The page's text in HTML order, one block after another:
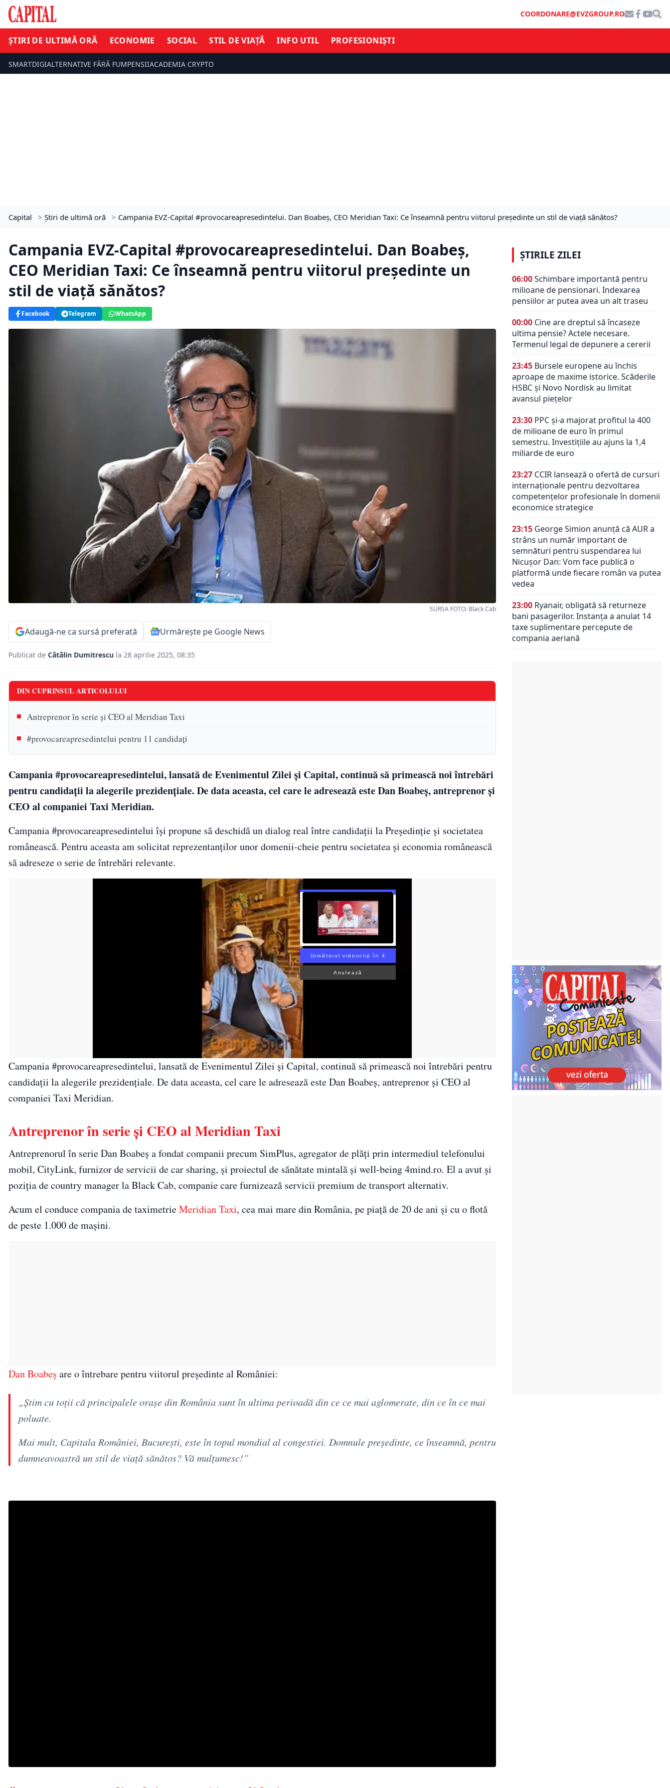
COORDONARE@EVZGROUP.RO
ȘTIRI DE ULTIMĂ ORĂ ECONOMIE SOCIAL STIL DE VIAȚĂ INFO UTIL PROFESIONIȘTI
SMARTDIGIALTERNATIVE FĂRĂ FUMPENSIIACADEMIA CRYPTO
Capital > Știri de ultimă oră > Campania EVZ-Capital #provocareapresedintelui. Dan Boabeș, CEO Meridian Taxi: Ce înseamnă pentru viitorul președinte un stil de viață sănătos?
Campania EVZ-Capital #provocareapresedintelui. Dan Boabeș,
CEO Meridian Taxi: Ce înseamnă pentru viitorul președinte un
stil de viață sănătos?
Facebook Telegram WhatsApp
SURSA FOTO: Black Cab
Adaugă-ne ca sursă preferată Urmărește pe Google News
Publicat de Cătălin Dumitrescu la 28 aprilie 2025, 08:35
DIN CUPRINSUL ARTICOLULUI
Antreprenor în serie și CEO al Meridian Taxi
#provocareapresedintelui pentru 11 candidați
Campania #provocareapresedintelui, lansată de Evenimentul Zilei și Capital, continuă să primească noi întrebări
pentru candidații la alegerile prezidențiale. De data aceasta, cel care le adresează este Dan Boabeș, antreprenor și
CEO al companiei Taxi Meridian.
Campania #provocareapresedintelui își propune să deschidă un dialog real între candidații la Președinție și societatea
românească. Pentru aceasta am solicitat reprezentanților unor domenii-cheie pentru societatea și economia românească
să adreseze o serie de întrebări relevante.
Următorul videoclip în 3
Anulează
Campania #provocareapresedintelui, lansată de Evenimentul Zilei și Capital, continuă să primească noi întrebări pentru
candidații la alegerile prezidențiale. De data aceasta, cel care le adresează este Dan Boabeș, antreprenor și CEO al
companiei Taxi Meridian.
Antreprenor în serie și CEO al Meridian Taxi
Antreprenorul în serie Dan Boabeș a fondat companii precum SimPlus, agregator de plăți prin intermediul telefonului
mobil, CityLink, furnizor de servicii de car sharing, și proiectul de sănătate mintală și well-being 4mind.ro. El a avut și
poziția de country manager la Black Cab, companie care furnizează servicii premium de transport alternativ.
Acum el conduce compania de taximetrieMeridian Taxi, cea mai mare din România, pe piață de 20 de ani și cu o flotă
de peste 1.000 de mașini.
Dan Boabeș are o întrebare pentru viitorul președinte al României:
„Știm cu toții că principalele orașe din România sunt în ultima perioadă din ce ce mai aglomerate, din ce în ce mai
poluate.
Mai mult, Capitala României, București, este în topul mondial al congestiei. Domnule președinte, ce înseamnă, pentru
dumneavoastră un stil de viață sănătos? Vă mulțumesc!”
ȘTIRILE ZILEI
06:00Schimbare importantă pentru
milioane de pensionari. Indexarea
pensiilor ar putea avea un alt traseu
00:00 Cine are dreptul să încaseze
ultima pensie? Actele necesare.
Termenul legal de depunere a cererii
23:45 Bursele europene au închis
aproape de maxime istorice. Scăderile
HSBC și Novo Nordisk au limitat
avansul piețelor
23:30 PPC și-a majorat profitul la 400
de milioane de euro în primul
semestru. Investițiile au ajuns la 1,4
miliarde de euro
23:27 CCIR lansează o ofertă de cursuri
internaționale pentru dezvoltarea
competențelor profesionale în domenii
economice strategice
23:15 George Simion anunță că AUR a
strâns un număr important de
semnături pentru suspendarea lui
Nicușor Dan: Vom face publică o
platformă unde fiecare român va putea
vedea
23:00 Ryanair, obligată să returneze
bani pasagerilor. Instanța a anulat 14
taxe suplimentare percepute de
compania aeriană